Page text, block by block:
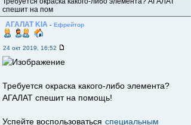
спешит на пом
АГАЛАТ KIA - Ефрейтор
24 окт 2019, 16:52
Требуется окраска какого-либо элемента?
АГАЛАТ спешит на помощь!
Успейте воспользоваться специальным